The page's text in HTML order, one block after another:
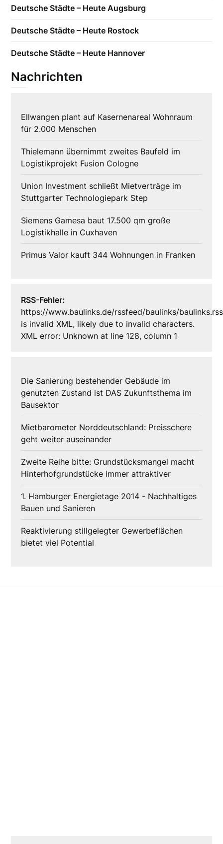
Deutsche Städte – Heute Augsburg
Deutsche Städte – Heute Rostock
Deutsche Städte – Heute Hannover
Nachrichten
Ellwangen plant auf Kasernenareal Wohnraum
für 2.000 Menschen
Thielemann übernimmt zweites Baufeld im
Logistikprojekt Fusion Cologne
Union Investment schließt Mietverträge im
Stuttgarter Technologiepark Step
Siemens Gamesa baut 17.500 qm große
Logistikhalle in Cuxhaven
Primus Valor kauft 344 Wohnungen in Franken
RSS-Fehler:
https://www.baulinks.de/rssfeed/baulinks/baulinks.rss
is invalid XML, likely due to invalid characters.
XML error: Unknown at line 128, column 1
Die Sanierung bestehender Gebäude im
genutzten Zustand ist DAS Zukunftsthema im
Bausektor
Mietbarometer Norddeutschland: Preisschere
geht weiter auseinander
Zweite Reihe bitte: Grundstücksmangel macht
Hinterhofgrundstücke immer attraktiver
1. Hamburger Energietage 2014 - Nachhaltiges
Bauen und Sanieren
Reaktivierung stillgelegter Gewerbeflächen
bietet viel Potential